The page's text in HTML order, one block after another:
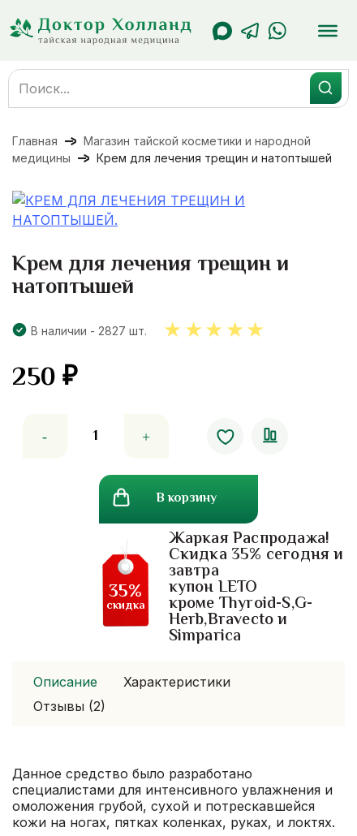
содержанию
Search
for:
Главная
Магазин тайской косметики и народной
медицины
Крем для лечения трещин и натоптышей
Крем для лечения трещин и
натоптышей
В наличии - 2827 шт.
250₽
товара
натоптышей
В корзину
Жаркая Распродажа!
Скидка 35% сегодня и
завтра
купон LETO
кроме Thyroid-S,G-
Herb,Bravecto и
Simparica
35%
скидка
Описание
Характеристики
Отзывы (2)
Данное средство было разработано
специалистами для интенсивного увлажнения и
омоложения грубой, сухой и потрескавшейся
кожи на ногах, пятках коленках, руках, и локтях.